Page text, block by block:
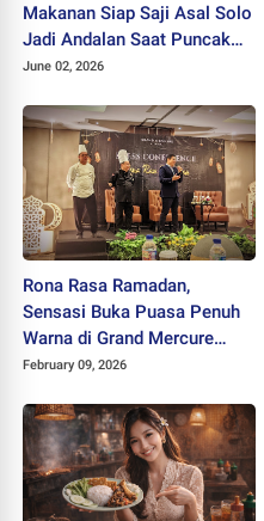
Makanan Siap Saji Asal Solo
Jadi Andalan Saat Puncak
Ibadah di Armuzna
June 02, 2026
Rona Rasa Ramadan,
Sensasi Buka Puasa Penuh
Warna di Grand Mercure
Solo Baru
February 09, 2026